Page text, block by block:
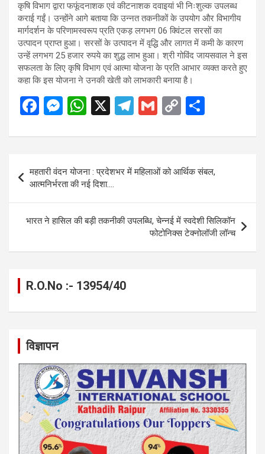
कृषि विभाग द्वारा फफूंदनाशक एवं कीटनाशक दवाइयां भी निःशुल्क उपलब्ध
कराई गईं। उन्होंने आगे बताया कि उन्नत तकनीकों के उपयोग और विभागीय
मार्गदर्शन के परिणामस्वरूप प्रति एकड़ लगभग 06 क्विंटल सरसों का
उत्पादन प्राप्त हुआ। सरसों के उत्पादन में वृद्धि और लागत में कमी के कारण
उन्हें लगभग 25 हजार रुपये का शुद्ध लाभ हुआ। श्री गोविंद जायसवाल ने इस
सफलता के लिए कृषि विभाग एवं आत्मा योजना के प्रति आभार व्यक्त करते हुए
कहा कि इस योजना ने उनकी खेती को लाभकारी बनाया है।
F
ce
b
o
o
k
M
se
g
er
W
at
A
p
p
X
T
e
gr
a
m
G
ail
C
py
Li
n
k
ar
navigation
महतारी वंदन योजना : प्रदेशभर में महिलाओं को आर्थिक संबल,
आत्मनिर्भरता की नई दिशा….
भारत ने हासिल की बड़ी तकनीकी उपलब्धि, चेन्नई में स्वदेशी सिलिकॉन
फोटोनिक्स टेक्नोलॉजी लॉन्च
R.O.No :- 13954/40
विज्ञापन